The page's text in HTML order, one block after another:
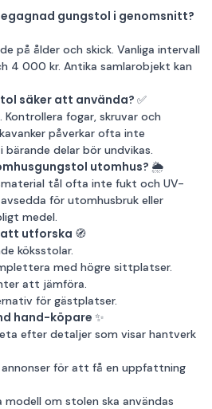
gungstol i genomsnitt?
på ålder och skick. Vanliga intervall
4 000 kr. Antika samlarobjekt kan
säker att använda? ✅
fogar, skruvar och
påverkar ofta inte
bärande delar bör undvikas.
utomhus? 🌦️
tål ofta inte fukt och UV-
för utomhusbruk eller
medel.
utforska 🧭
köksstolar.
med högre sittplatser.
att jämföra.
för gästplatser.
hand-köpare ✨
efter detaljer som visar hantverk
för att få en uppfattning
om stolen ska användas